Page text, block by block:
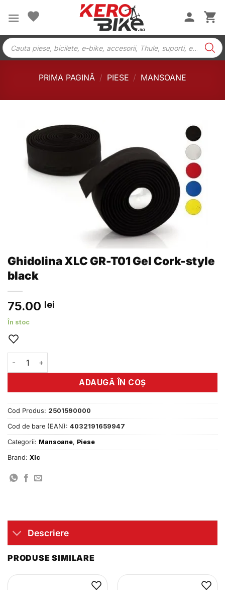
Products
search
PRIMA PAGINĂ / PIESE / MANSOANE
Ghidolina XLC GR-T01 Gel Cork-style
black
75.00 lei
În stoc
Cantitate Ghidolina XLC GR-T01 Gel Cork-style black
ADAUGĂ ÎN COȘ
Cod Produs: 2501590000
Cod de bare (EAN): 4032191659947
Categorii: Mansoane, Piese
Brand: Xlc
Descriere
PRODUSE SIMILARE